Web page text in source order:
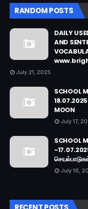
RANDOM POSTS
DAILY
AND
July 21, 2025
SCHOOL
MOON
July 17,
SCHOOL
-
July 16,